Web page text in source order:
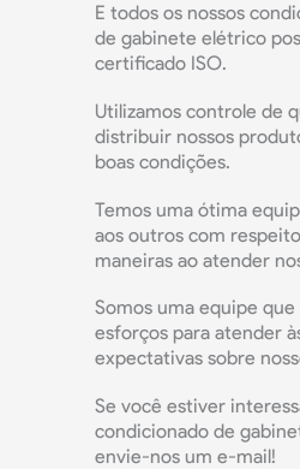
E todos os nossos
de gabinete elétrico
certificado ISO.
Utilizamos controle de
distribuir nossos
boas condições.
Temos uma ótima
aos outros com
maneiras ao atender
Somos uma equipe
esforços para atender
expectativas sobre
Se você estiver
condicionado de
envie-nos um e-mail!